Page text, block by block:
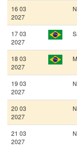
16 03
2027
17 03
2027
18 03
2027
19 03
2027
20 03
2027
21 03
2027